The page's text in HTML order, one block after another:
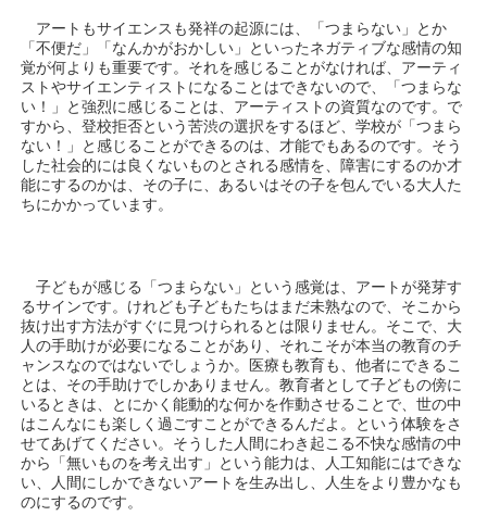
アートもサイエンスも発祥の起源には、「つまらない」とか
「不便だ」「なんかがおかしい」といったネガティブな感情の知
覚が何よりも重要です。それを感じることがなければ、アーティ
ストやサイエンティストになることはできないので、「つまらな
い！」と強烈に感じることは、アーティストの資質なのです。で
すから、登校拒否という苦渋の選択をするほど、学校が「つまら
ない！」と感じることができるのは、才能でもあるのです。そう
した社会的には良くないものとされる感情を、障害にするのか才
能にするのかは、その子に、あるいはその子を包んでいる大人た
ちにかかっています。
子どもが感じる「つまらない」という感覚は、アートが発芽す
るサインです。けれども子どもたちはまだ未熟なので、そこから
抜け出す方法がすぐに見つけられるとは限りません。そこで、大
人の手助けが必要になることがあり、それこそが本当の教育のチ
ャンスなのではないでしょうか。医療も教育も、他者にできるこ
とは、その手助けでしかありません。教育者として子どもの傍に
いるときは、とにかく能動的な何かを作動させることで、世の中
はこんなにも楽しく過ごすことができるんだよ。という体験をさ
せてあげてください。そうした人間にわき起こる不快な感情の中
から「無いものを考え出す」という能力は、人工知能にはできな
い、人間にしかできないアートを生み出し、人生をより豊かなも
のにするのです。